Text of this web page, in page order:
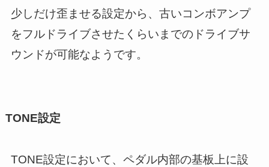
少しだけ歪ませる設定から、古いコンボアンプ
をフルドライブさせたくらいまでのドライブサ
ウンドが可能なようです。
TONE設定
TONE設定において、ペダル内部の基板上に設